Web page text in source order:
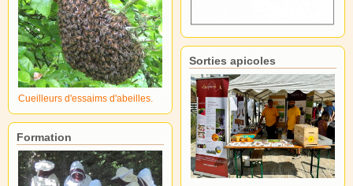
Cueilleurs d'essaims d'abeilles.
Formation
Sorties apicoles